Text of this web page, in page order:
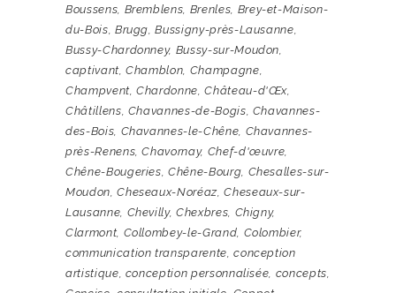
Boussens, Bremblens, Brenles, Brey-et-Maison-
du-Bois, Brugg,Bussigny-près-Lausanne,
Bussy-Chardonney, Bussy-sur-Moudon,
captivant,Chamblon, Champagne,
Champvent,Chardonne,Château-d'Œx,
Châtillens, Chavannes-de-Bogis, Chavannes-
des-Bois, Chavannes-le-Chêne, Chavannes-
près-Renens,Chavornay, Chef-d'œuvre,
Chêne-Bougeries,Chêne-Bourg, Chesalles-sur-
Moudon,Cheseaux-Noréaz,Cheseaux-sur-
Lausanne, Chevilly,Chexbres, Chigny,
Clarmont, Collombey-le-Grand, Colombier,
communication transparente,conception
artistique, conception personnalisée, concepts,